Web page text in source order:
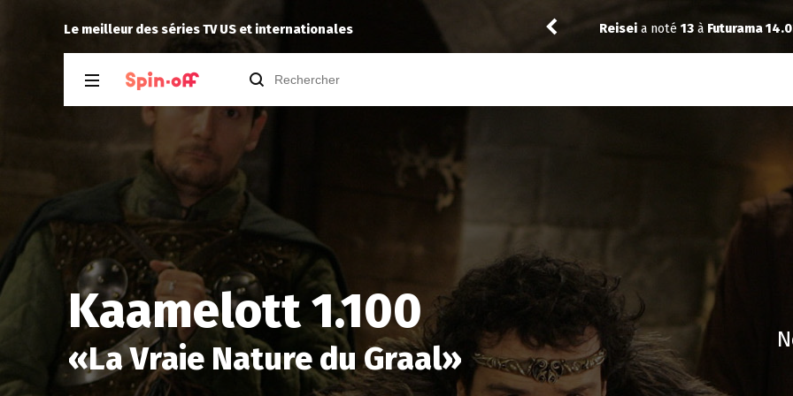
Le meilleur des séries TV US et internationales
Niclooyda noté14àIndustry 4.06 Reisei a noté 13 à Futurama
Kaamelott 1.100
«La Vraie Nature du Graal»